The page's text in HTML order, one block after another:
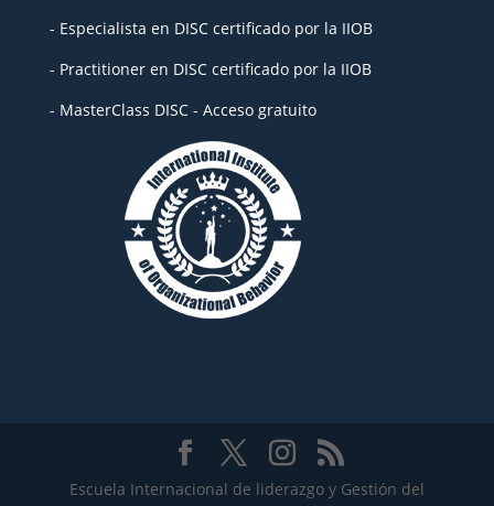
- Especialista en DISC certificado por la IIOB
- Practitioner en DISC certificado por la IIOB
- MasterClass DISC - Acceso gratuito
Escuela Internacional de liderazgo y Gestión del